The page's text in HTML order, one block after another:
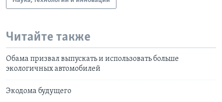
Читайте также
Обама призвал выпускать и использовать больше
экологичных автомобилей
Экодома будущего